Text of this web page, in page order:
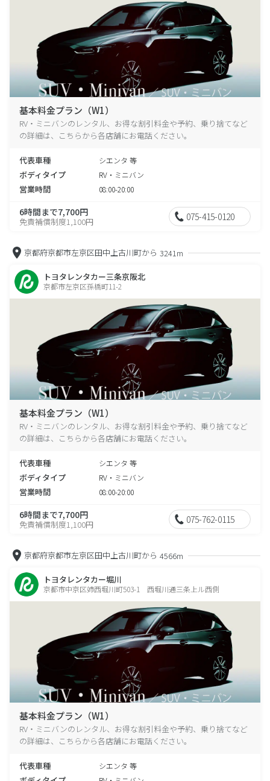
基本料金プラン（W1）
RV・ミニバンのレンタル、お得な割引料金や予約、乗り捨てなど
の詳細は、こちらから各店舗にお電話ください。
代表車種 シエンタ 等
ボディタイプ RV・ミニバン
営業時間 08:00-20:00
6時間まで7,700円
免責補償制度1,100円 075-415-0120
京都府京都市左京区田中上古川町から 3241m
トヨタレンタカー三条京阪北
京都市左京区孫橋町11-2
基本料金プラン（W1）
RV・ミニバンのレンタル、お得な割引料金や予約、乗り捨てなど
の詳細は、こちらから各店舗にお電話ください。
代表車種 シエンタ 等
ボディタイプ RV・ミニバン
営業時間 08:00-20:00
6時間まで7,700円
免責補償制度1,100円 075-762-0115
京都府京都市左京区田中上古川町から 4566m
トヨタレンタカー堀川
京都市中京区姉西堀川町503-1 西堀川通三条上ル西側
基本料金プラン（W1）
RV・ミニバンのレンタル、お得な割引料金や予約、乗り捨てなど
の詳細は、こちらから各店舗にお電話ください。
代表車種 シエンタ 等